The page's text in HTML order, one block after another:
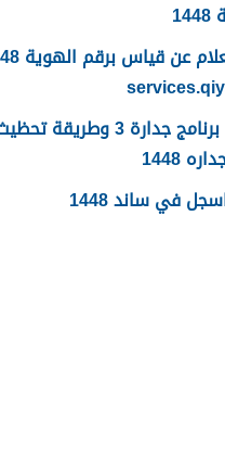
الاستعلام
ما هو برنامج جدارة 3 وطريقة
1448
في ساند 1448